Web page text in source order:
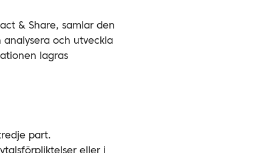
& Share, samlar den
analysera och utveckla
lagras
part.